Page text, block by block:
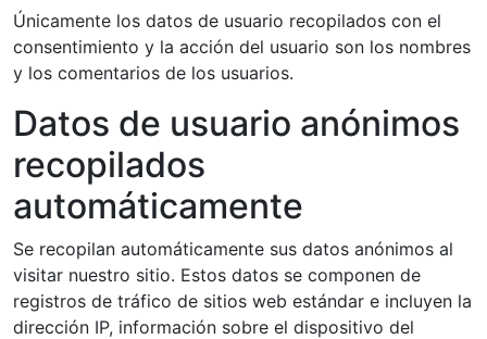
Únicamente los datos de usuario recopilados con el
consentimiento y la acción del usuario son los nombres
y los comentarios de los usuarios.
Datos de usuario anónimos
recopilados
automáticamente
Se recopilan automáticamente sus datos anónimos al
visitar nuestro sitio. Estos datos se componen de
registros de tráfico de sitios web estándar e incluyen la
dirección IP, información sobre el dispositivo del